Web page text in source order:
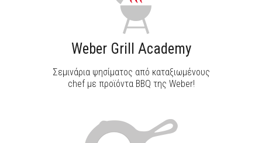
Weber Grill Academy
Σεμινάρια ψησίματος από καταξιωμένους
chef με προϊόντα BBQ της Weber!